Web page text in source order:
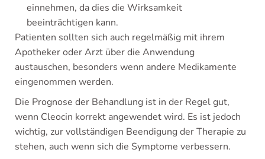
einnehmen, da dies die Wirksamkeit
beeinträchtigen kann.
Patienten sollten sich auch regelmäßig mit ihrem
Apotheker oder Arzt über die Anwendung
austauschen, besonders wenn andere Medikamente
eingenommen werden.
Die Prognose der Behandlung ist in der Regel gut,
wenn Cleocin korrekt angewendet wird. Es ist jedoch
wichtig, zur vollständigen Beendigung der Therapie zu
stehen, auch wenn sich die Symptome verbessern.